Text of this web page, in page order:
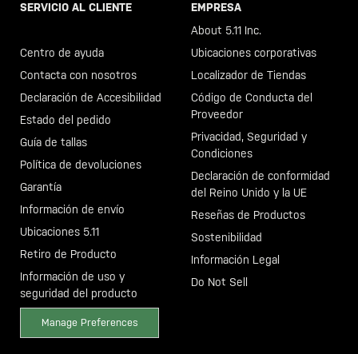
SERVICIO AL CLIENTE
Centro de ayuda
Contacta con nosotros
Declaración de Accesibilidad
Estado del pedido
Guía de tallas
Política de devoluciones
Garantía
Información de envío
Ubicaciones 5.11
Retiro de Producto
Información de uso y
seguridad del producto
Manage Preferences
EMPRESA
About 5.11 Inc.
Ubicaciones corporativas
Localizador de Tiendas
Código de Conducta del
Proveedor
Privacidad, Seguridad y
Condiciones
Declaración de conformidad
del Reino Unido y la UE
Reseñas de Productos
Sostenibilidad
Información Legal
Do Not Sell